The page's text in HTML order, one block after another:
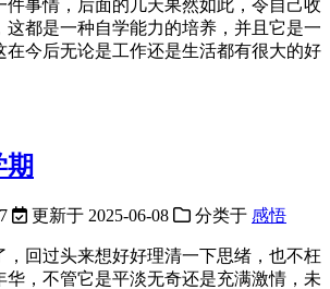
件事情，后面的几天果然如此，令自己收
这都是一种自学能力的培养，并且它是一
在今后无论是工作还是生活都有很大的好
更新于 2025-06-08 分类于 感悟
，回过头来想好好理清一下思绪，也不枉
华，不管它是平淡无奇还是充满激情，未